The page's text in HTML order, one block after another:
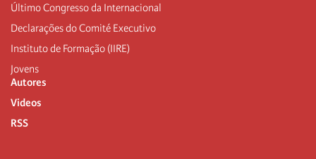
Último Congresso da Internacional
Declarações do Comité Executivo
Instituto de Formação (IIRE)
Jovens
Autores
Videos
RSS